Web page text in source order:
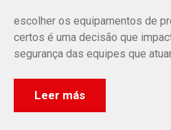
escolher os equipamentos de
certos é uma decisão que
segurança das equipes que
Leer más